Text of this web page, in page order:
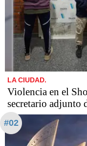
LA CIUDAD.
Violencia en el
secretario adjunto
#02